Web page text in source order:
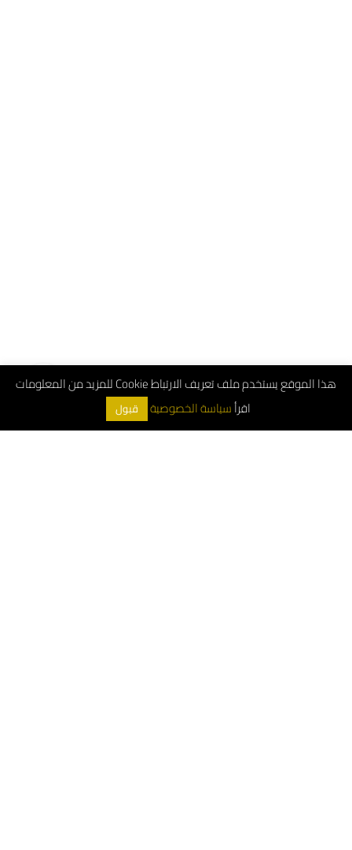
هذا الموقع يستخدم ملف تعريف الارتباط Cookie للمزيد من المعلومات
اقرأسياسة الخصوصية قبول